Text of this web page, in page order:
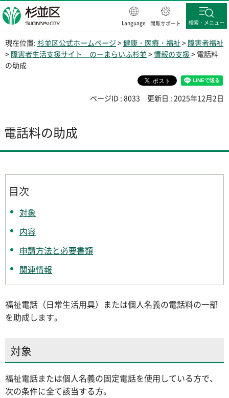
杉並区
Language 閲覧サポート 検索・メニュー
現在位置: 杉並区公式ホームページ >健康・医療・福祉 > 障害者福祉
> 障害者生活支援サイト のーまらいふ杉並 >情報の支援> 電話料
の助成
ページID : 8033 更新日 : 2025年12月2日
電話料の助成
目次
対象
内容
申請方法と必要書類
関連情報
福祉電話（日常生活用具）または個人名義の電話料の一部
を助成します。
対象
福祉電話または個人名義の固定電話を使用している方で、
次の条件に全て該当する方。